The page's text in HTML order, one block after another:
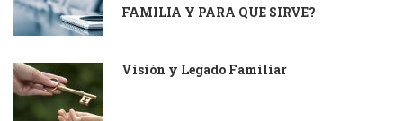
FAMILIA Y PARA QUE SIRVE?
Visión y Legado Familiar